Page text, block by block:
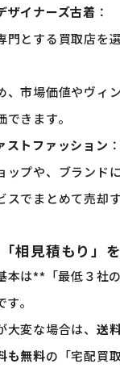
ザイナーズ古着 ：
門とする買取店を
、市場価値やヴィ
きます。
ストファッション ：
ップや、ブランド
スでまとめて売却
相見積もり」
本は**「最低３社
。
変な場合は、 送
も無料の「宅配買